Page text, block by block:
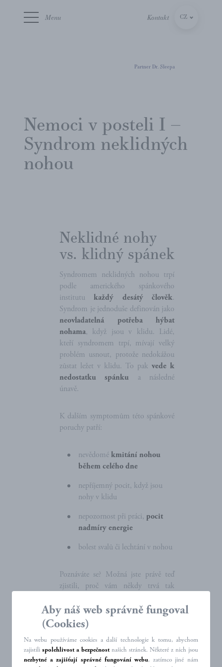
Menu Kontakt CZ
Partner Dr. Sleepa
Nemoci v posteli I –
Syndrom neklidných
nohou
Neklidné nohy
vs. klidný spánek
Syndromem neklidných nohou trpí
podle amerického spánkového
institutukaždý desátý člověk.
Syndrom je jednoduše definován jako
neovladatelná potřeba hýbat
nohama, když jsou v klidu. Lidé,
kteří syndromem trpí, mívají velký
problém usnout, protože nedokážou
zůstat ležet v klidu. To pak vede k
nedostatku spánku a následné
únavě.
K dalším symptomům této spánkové
poruchy patří:
nevědomékmitání nohou
během celého dne
nepříjemný pocit, když jsou
nohy v klidu
nepozornost při práci, pocit
nadmíry energie
bolest svalů či lechtání v nohou
Poznáváte se? Možná jste právě teď
zjistili, proč vám někdy trvá tak
v práci unavení a nepozorní.
Jak své nohy
zklidnit
Aby náš web správně fungoval
(Cookies)
Na webu používáme cookies a další technologie k tomu, abychom
zajistili spolehlivost a bezpečnost našich stránek. Některé z nich jsou
nezbytné a zajišťují správné fungování webu, zatímco jiné nám